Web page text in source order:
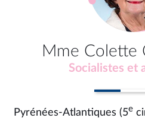
Mme Colette
Socialistes et
Pyrénées-Atlantiques (5e